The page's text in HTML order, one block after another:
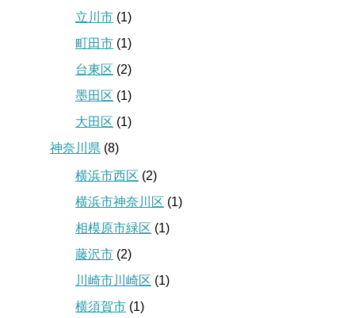
立川市 (1)
町田市 (1)
台東区 (2)
墨田区 (1)
大田区 (1)
神奈川県 (8)
横浜市西区 (2)
横浜市神奈川区 (1)
相模原市緑区 (1)
藤沢市 (2)
川崎市川崎区 (1)
横須賀市 (1)